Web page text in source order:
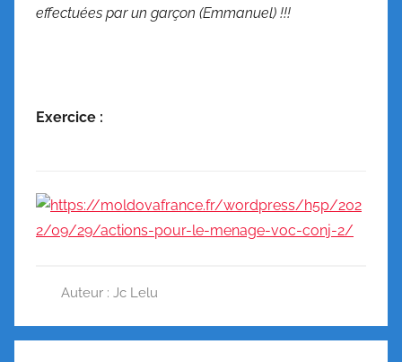
effectuées par un garçon (Emmanuel) !!!
Exercice :
t
Auteur : Jc Lelu